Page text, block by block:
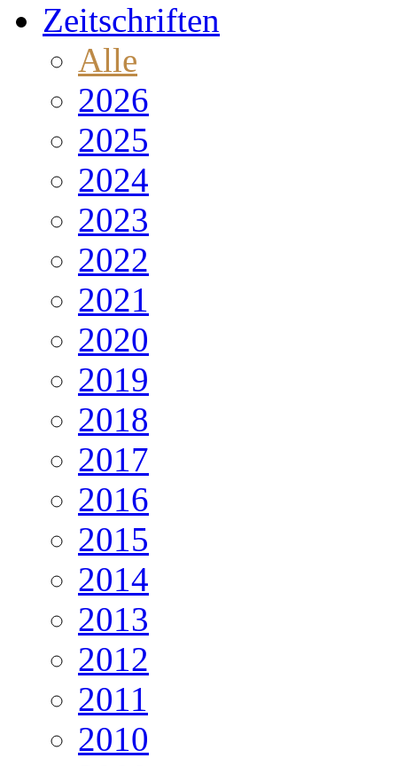
Zeitschriften
Alle
2026
2025
2024
2023
2022
2021
2020
2019
2018
2017
2016
2015
2014
2013
2012
2011
2010